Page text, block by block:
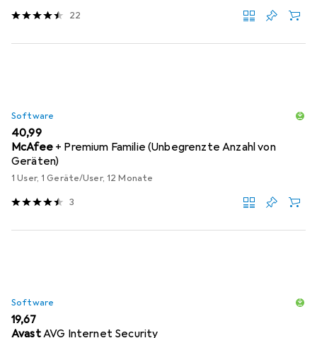
22
Software
EUR
40,99
McAfee + Premium Familie (Unbegrenzte Anzahl von
Geräten)
1 User, 1 Geräte/User, 12 Monate
3
Software
EUR
19,67
AvastAVG Internet Security